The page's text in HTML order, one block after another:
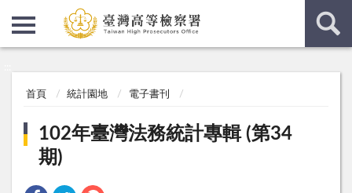
首頁 統計園地 電子書刊
102年臺灣法務統計專輯 (第34
期)